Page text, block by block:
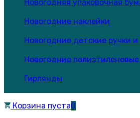
Новогодняя упаковочная
Новогодние наклейки
Новогодние детские ручки
Новогодние
Гирлянды
Корзина пуста0